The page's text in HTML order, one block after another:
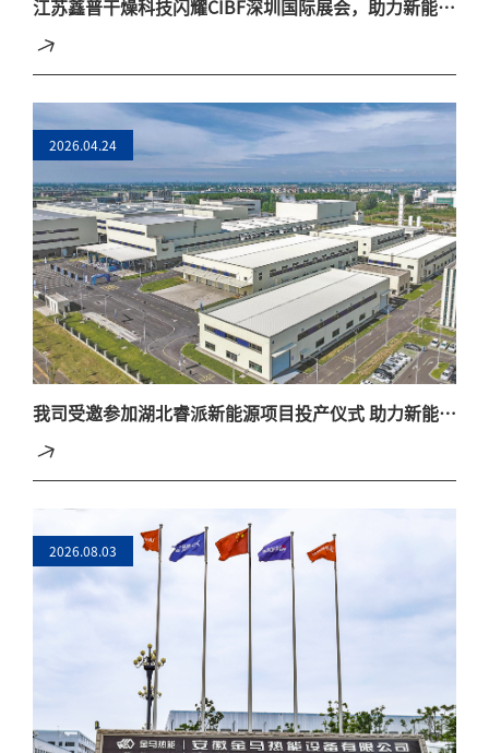
江苏鑫普干燥科技闪耀CIBF深圳国际展会，助力新能源
产业高质量发展！
2026.04.24
我司受邀参加湖北睿派新能源项目投产仪式 助力新能源
材料产业高质量发展
2026.08.03